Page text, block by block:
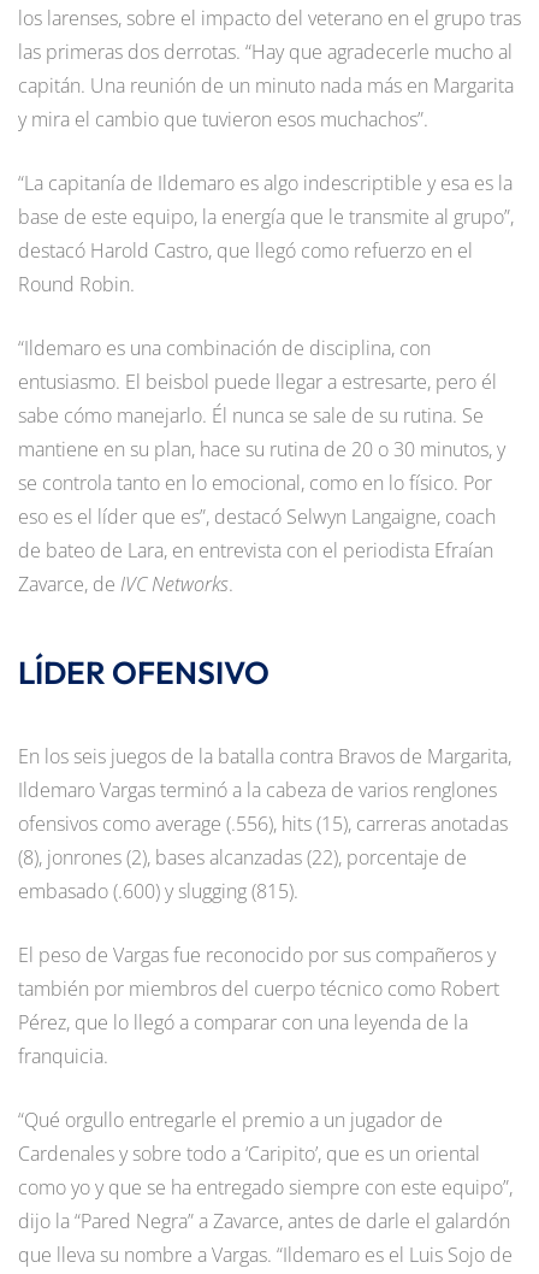
los larenses, sobre el impacto del veterano en el grupo tras
las primeras dos derrotas. “Hay que agradecerle mucho al
capitán. Una reunión de un minuto nada más en Margarita
y mira el cambio que tuvieron esos muchachos”.
“La capitanía de Ildemaro es algo indescriptible y esa es la
base de este equipo, la energía que le transmite al grupo”,
destacó Harold Castro, que llegó como refuerzo en el
Round Robin.
“Ildemaro es una combinación de disciplina, con
entusiasmo. El beisbol puede llegar a estresarte, pero él
sabe cómo manejarlo. Él nunca se sale de su rutina. Se
mantiene en su plan, hace su rutina de 20 o 30 minutos, y
se controla tanto en lo emocional, como en lo físico. Por
eso es el líder que es”, destacó Selwyn Langaigne, coach
de bateo de Lara, en entrevista con el periodista Efraían
Zavarce, de IVC Networks.
LÍDER OFENSIVO
En los seis juegos de la batalla contra Bravos de Margarita,
Ildemaro Vargas terminó a la cabeza de varios renglones
ofensivos como average (.556), hits (15), carreras anotadas
(8), jonrones (2), bases alcanzadas (22), porcentaje de
embasado (.600) y slugging (815).
El peso de Vargas fue reconocido por sus compañeros y
también por miembros del cuerpo técnico como Robert
Pérez, que lo llegó a comparar con una leyenda de la
franquicia.
“Qué orgullo entregarle el premio a un jugador de
Cardenales y sobre todo a ‘Caripito’, que es un oriental
como yo y que se ha entregado siempre con este equipo”,
dijo la “Pared Negra” a Zavarce, antes de darle el galardón
que lleva su nombre a Vargas. “Ildemaro es el Luis Sojo de